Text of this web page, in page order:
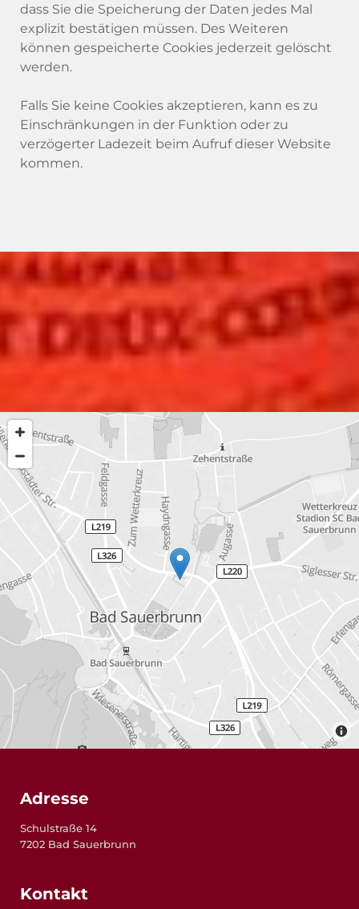
dass Sie die Speicherung der Daten jedes Mal
explizit bestätigen müssen. Des Weiteren
können gespeicherte Cookies jederzeit gelöscht
werden.
Falls Sie keine Cookies akzeptieren, kann es zu
Einschränkungen in der Funktion oder zu
verzögerter Ladezeit beim Aufruf dieser Website
kommen.
Adresse
Schulstraße 14
7202 Bad Sauerbrunn
Kontakt